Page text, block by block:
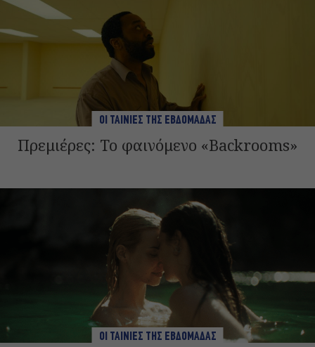
ΟΙ ΤΑΙΝΙΕΣ ΤΗΣ ΕΒΔΟΜΑΔΑΣ
Πρεμιέρες: To φαινόμενο «Backrooms»
ΟΙ ΤΑΙΝΙΕΣ ΤΗΣ ΕΒΔΟΜΑΔΑΣ